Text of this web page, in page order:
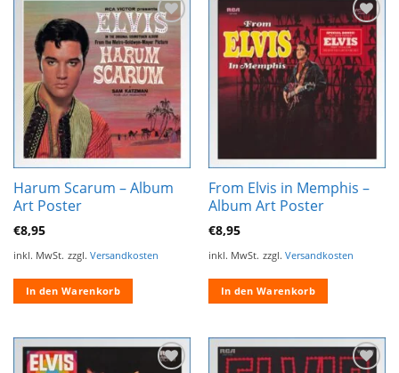
Zur
Wunschliste
hinzufügen
Harum Scarum – Album
Art Poster
€8,95
inkl. MwSt. zzgl. Versandkosten
In den Warenkorb
Zur
Wunschliste
hinzufügen
From Elvis in Memphis –
Album Art Poster
€8,95
inkl. MwSt. zzgl. Versandkosten
In den Warenkorb